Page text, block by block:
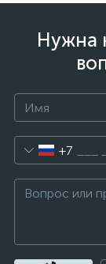
Нужна
+7